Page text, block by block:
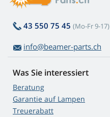
43 550 75 45 (Mo-Fr 9-17)
info@beamer-parts.ch
Was Sie interessiert
Beratung
Garantie auf Lampen
Treuerabatt